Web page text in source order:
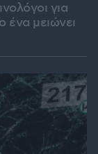
για
ένα μειώνει